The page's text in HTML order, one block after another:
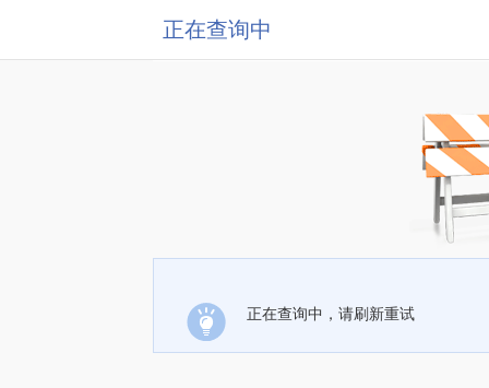
正在查询中
正在查询中，请刷新重试